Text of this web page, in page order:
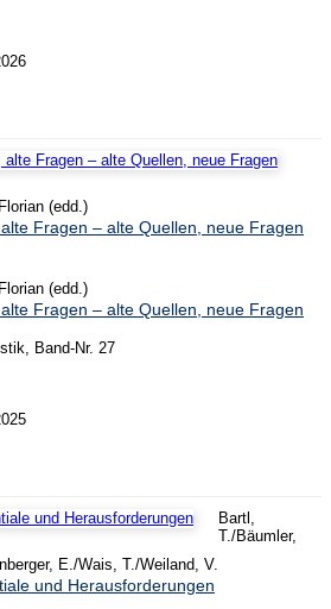
(edd.)
Fragen – alte Quellen, neue Fragen
(edd.)
Fragen – alte Quellen, neue Fragen
Band-Nr. 27
E./Wais, T./Weiland, V.
und Herausforderungen
Bartl,
T./Bäumler,